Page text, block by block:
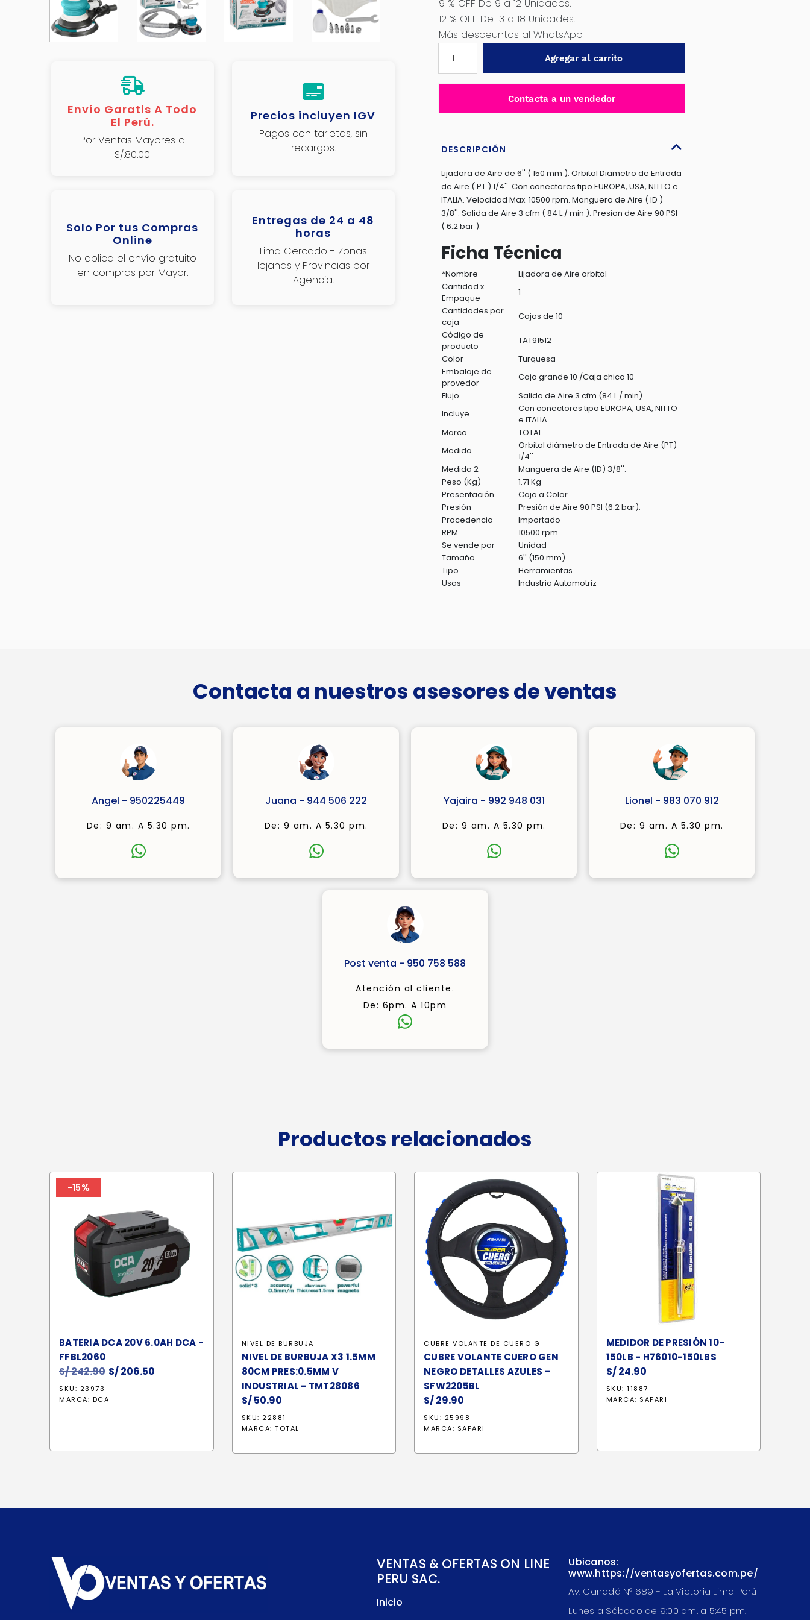
Envío Garatis A Todo
El Perú.
Por Ventas Mayores a
S/.80.00
Precios incluyen IGV
Pagos con tarjetas, sin
recargos.
Solo Por tus Compras
Online
No aplica el envío gratuito
en compras por Mayor.
Entregas de 24 a 48
horas
Lima Cercado - Zonas
lejanas y Provincias por
Agencia.
9 % OFF De 9 a 12 Unidades.
12 % OFF De 13 a 18 Unidades.
Más desceuntos al WhatsApp
CIRCULAR
NEUMÁTICA
6.2BTAT91512AR
TAT91512
cantidad
Agregar al carrito
Contacta a un vendedor
DESCRIPCIÓN
Lijadora de Aire de 6'' ( 150 mm ). Orbital Diametro de Entrada
de Aire ( PT ) 1/4''. Con conectores tipo EUROPA, USA, NITTO e
ITALIA. Velocidad Max. 10500 rpm. Manguera de Aire ( ID )
3/8''. Salida de Aire 3 cfm ( 84 L / min ). Presion de Aire 90 PSI
( 6.2 bar ).
Ficha Técnica
*Nombre
Lijadora de Aire orbital
Cantidad x
Empaque
1
Cantidades por
caja
Cajas de 10
Código de
producto
TAT91512
Color
Turquesa
Embalaje de
provedor
Caja grande 10 /Caja chica 10
Flujo
Salida de Aire 3 cfm (84 L / min)
Incluye
Con conectores tipo EUROPA, USA, NITTO
e ITALIA.
Marca
TOTAL
Medida
Orbital diámetro de Entrada de Aire (PT)
1/4''
Medida 2
Manguera de Aire (ID) 3/8''.
Peso (Kg)
1.71 Kg
Presentación
Caja a Color
Presión
Presión de Aire 90 PSI (6.2 bar).
Procedencia
Importado
RPM
10500 rpm.
Se vende por
Unidad
Tamaño
6'' (150 mm)
Tipo
Herramientas
Usos
Industria Automotriz
Contacta a nuestros asesores de ventas
Angel - 950225449
De: 9 am. A 5.30 pm.
Juana - 944 506 222
De: 9 am. A 5.30 pm.
Yajaira - 992 948 031
De: 9 am. A 5.30 pm.
Lionel - 983 070 912
De: 9 am. A 5.30 pm.
Post venta - 950 758 588
Atención al cliente.
De: 6pm. A 10pm
Productos relacionados
-15%
BATERIA DCA 20V 6.0AH DCA -
FFBL2060
S/242.90 El
S/206.50
SKU: 23973
MARCA: DCA
NIVEL DE BURBUJA
NIVEL DE BURBUJA X3 1.5MM
80CM PRES:0.5MM V
INDUSTRIAL - TMT28086
S/50.90
SKU: 22881
MARCA: TOTAL
CUBRE VOLANTE DE CUERO G
CUBRE VOLANTE CUERO GEN
NEGRO DETALLES AZULES -
SFW2205BL
S/29.90
SKU: 25998
MARCA: SAFARI
MEDIDOR DE PRESIÓN 10-
150LB - H76010-150LBS
S/24.90
SKU: 11887
MARCA: SAFARI
VENTAS & OFERTAS ON LINE
PERU SAC.
Inicio
Ubicanos:
www.https://ventasyofertas.com.pe/
Av. Canadá N° 689 - La Victoria Lima Perú
Lunes a Sábado de 9:00 am. a 5:45 pm.